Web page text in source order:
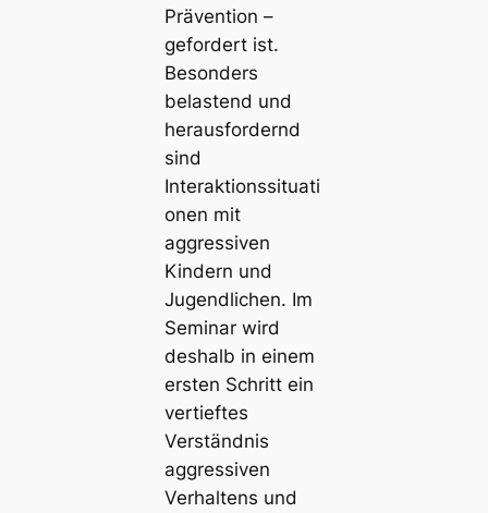
Prävention –
gefordert ist.
Besonders
belastend und
herausfordernd
sind
Interaktionssituati
onen mit
aggressiven
Kindern und
Jugendlichen. Im
Seminar wird
deshalb in einem
ersten Schritt ein
vertieftes
Verständnis
aggressiven
Verhaltens und